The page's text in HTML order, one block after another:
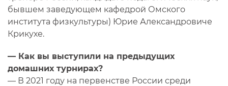
бывшем заведующем кафедрой Омского
института физкультуры) Юрие Александровиче
Крикухе.
— Как вы выступили на предыдущих
домашних турнирах?
— В 2021 году на первенстве России среди